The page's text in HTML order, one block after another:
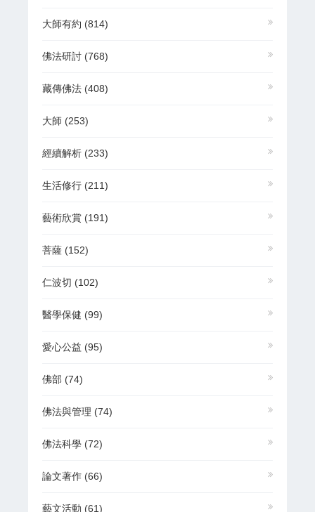
大師有約 (814)
佛法研討 (768)
藏傳佛法 (408)
大師 (253)
經續解析 (233)
生活修行 (211)
藝術欣賞 (191)
菩薩 (152)
仁波切 (102)
醫學保健 (99)
愛心公益 (95)
佛部 (74)
佛法與管理 (74)
佛法科學 (72)
論文著作 (66)
藝文活動 (61)